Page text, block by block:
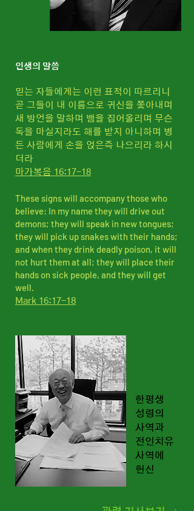
인생의 말씀
믿는 자들에게는 이런 표적이 따르리니
곧 그들이 내 이름으로 귀신을 쫓아내며
새 방언을 말하며 뱀을 집어올리며 무슨
독을 마실지라도 해를 받지 아니하며 병
든 사람에게 손을 얹은즉 나으리라 하시
더라
마가복음 16:17-18
These signs will accompany those who
believe: In my name they will drive out
demons; they will speak in new tongues;
they will pick up snakes with their hands;
and when they drink deadly poison, it will
not hurt them at all; they will place their
hands on sick people, and they will get
well.
Mark 16:17-18
한평생
성령의
사역과
전인치유
사역에
헌신